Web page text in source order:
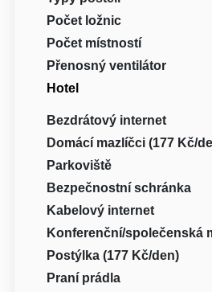
Počet ložnic
Počet místností
Přenosný ventilátor
Hotel
Bezdrátový internet
Domácí mazlíčci (177 Kč/
Parkoviště
Bezpečnostní schránka
Kabelový internet
Konferenční/společenská
Postýlka (177 Kč/den)
Praní prádla